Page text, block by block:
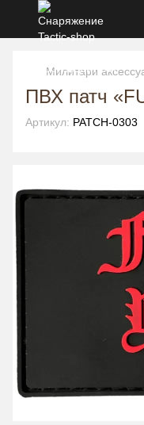
Милитари
ПВХ патч
Артикул: PATCH-0303